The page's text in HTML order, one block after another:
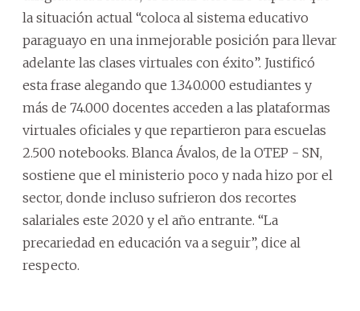
la situación actual “coloca al sistema educativo
paraguayo en una inmejorable posición para llevar
adelante las clases virtuales con éxito”. Justificó
esta frase alegando que 1.340.000 estudiantes y
más de 74.000 docentes acceden a las plataformas
virtuales oficiales y que repartieron para escuelas
2.500 notebooks. Blanca Ávalos, de la OTEP - SN,
sostiene que el ministerio poco y nada hizo por el
sector, donde incluso sufrieron dos recortes
salariales este 2020 y el año entrante. “La
precariedad en educación va a seguir”, dice al
respecto.